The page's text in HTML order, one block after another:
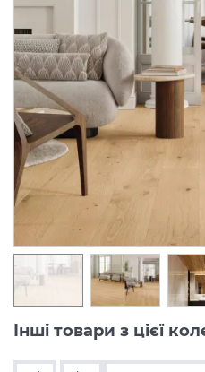
Інші товари з цієї